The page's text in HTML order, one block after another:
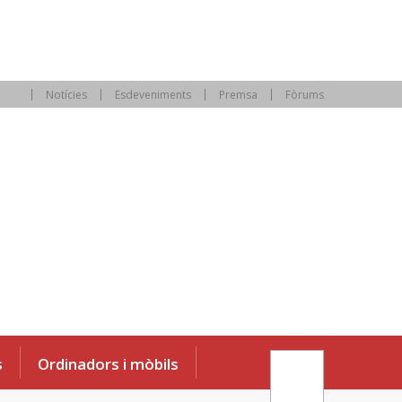
Notícies Esdeveniments Premsa Fòrums
Ordinadors i mòbils